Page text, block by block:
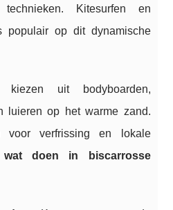
Kitesurfen en
populair op dit dynamische
uit bodyboarden,
luieren op het warme zand.
voor verfrissing en lokale
wat doen in biscarrosse